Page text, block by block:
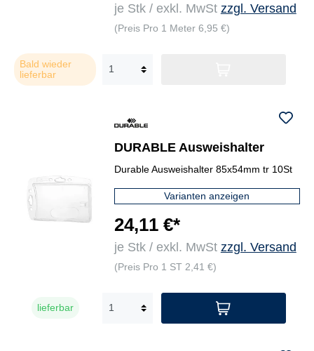
je Stk / exkl. MwSt zzgl. Versand
(Preis Pro 1 Meter 6,95 €)
Bald wieder
lieferbar
DURABLE Ausweishalter
Durable Ausweishalter 85x54mm tr 10St
Varianten anzeigen
24,11 €*
je Stk / exkl. MwSt zzgl. Versand
(Preis Pro 1 ST 2,41 €)
lieferbar